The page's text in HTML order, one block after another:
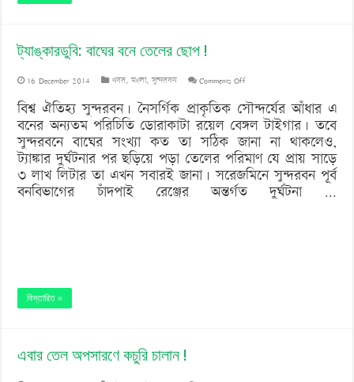
ট্যাঙ্কারডুবি: বাঘের বনে তেলের ছোপ !
16 December 2014 খবর,মংলা,সুন্দরবন Comments Offon
ট্যাঙ্কারডুবি:
বাঘের
বনে
তেলের
ছোপ
বিশ্ব ঐতিহ্য সুন্দরবন। নৈসর্গিক প্রাকৃতিক সৌন্দর্যের আঁধার এ
বনের অন্যতম পরিচিতি ডোরাকাটা রয়েল বেঙ্গল টাইগার। তবে
সুন্দরবনে বাঘের সংখ্যা কত তা সঠিক জানা না থাকলেও,
ট্যাঙ্কার দুর্ঘটনার পর ছড়িয়ে পড়া তেলের পরিমাণ যে প্রায় সাড়ে
৩ লাখ লিটার তা এখন সবারই জানা। সরেজমিনে সুন্দরবন পূর্ব
বনবিভাগের চাঁদপাই রেঞ্জের অন্তর্গত দুর্ঘটনা …
বিস্তারিত »
এবার তেল অপসারণে কচুরি চালান !